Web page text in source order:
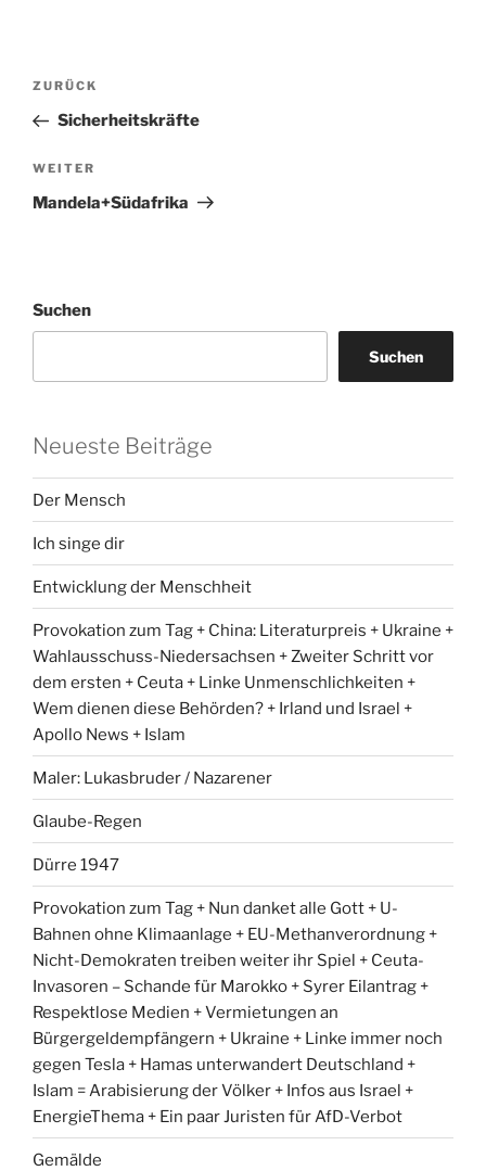
Beitragsnavigation
Vorheriger
Beitrag
ZURÜCK
Sicherheitskräfte
Nächster
Beitrag
WEITER
Mandela+Südafrika
Suchen
Suchen
Neueste Beiträge
Der Mensch
Ich singe dir
Entwicklung der Menschheit
Provokation zum Tag + China: Literaturpreis + Ukraine +
Wahlausschuss-Niedersachsen + Zweiter Schritt vor
dem ersten + Ceuta + Linke Unmenschlichkeiten +
Wem dienen diese Behörden? + Irland und Israel +
Apollo News + Islam
Maler: Lukasbruder / Nazarener
Glaube-Regen
Dürre 1947
Provokation zum Tag + Nun danket alle Gott + U-
Bahnen ohne Klimaanlage + EU-Methanverordnung +
Nicht-Demokraten treiben weiter ihr Spiel + Ceuta-
Invasoren – Schande für Marokko + Syrer Eilantrag +
Respektlose Medien + Vermietungen an
Bürgergeldempfängern + Ukraine + Linke immer noch
gegen Tesla + Hamas unterwandert Deutschland +
Islam = Arabisierung der Völker + Infos aus Israel +
EnergieThema + Ein paar Juristen für AfD-Verbot
Gemälde